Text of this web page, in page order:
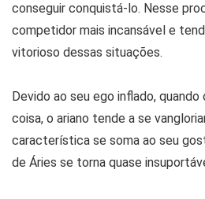
conseguir conquistá-lo. Nesse
competidor mais incansável e
vitorioso dessas situações.
Devido ao seu ego inflado,
coisa, o ariano tende a se
característica se soma ao seu
de Áries se torna quase